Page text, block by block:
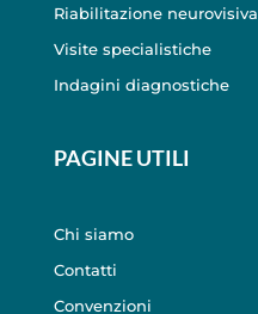
Riabilitazione neurovisiva
Visite specialistiche
Indagini diagnostiche
PAGINE UTILI
Chi siamo
Contatti
Convenzioni